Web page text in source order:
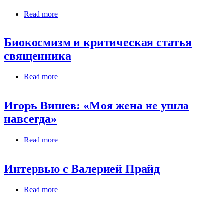
Read more
Биокосмизм и критическая статья
священника
Read more
Игорь Вишев: «Моя жена не ушла
навсегда»
Read more
Интервью с Валерией Прайд
Read more